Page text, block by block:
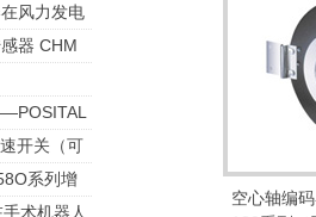
风力发电
器 CHM
AGV领域
开关（可
系列增
术机器人
空心轴编